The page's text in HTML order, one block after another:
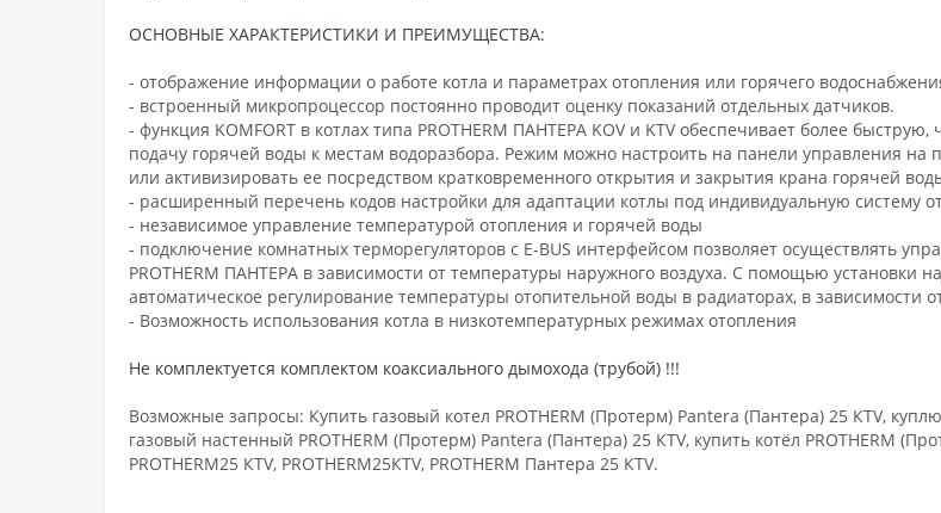
ОСНОВНЫЕ ХАРАКТЕРИСТИКИ И ПРЕИМУЩЕСТВА:
- отображение информации о работе котла и параметрах отопления или горячего
- встроенный микропроцессор постоянно проводит оценку показаний отдельных датчиков.
- функция KOMFORT в котлах типа PROTHERM ПАНТЕРА KOV и KTV обеспечивает более
подачу горячей воды к местам водоразбора. Режим можно настроить на панели управления на
или активизировать ее посредством кратковременного открытия и закрытия крана горячей
- расширенный перечень кодов настройки для адаптации котлы под индивидуальную систему
- независимое управление температурой отопления и горячей воды
- подключение комнатных терморегуляторов с E-BUS интерфейсом позволяет осуществлять
PROTHERM ПАНТЕРА в зависимости от температуры наружного воздуха. С помощью установки
автоматическое регулирование температуры отопительной воды в радиаторах, в зависимости
- Возможность использования котла в низкотемпературных режимах отопления
Не комплектуется комплектом коаксиального дымохода (трубой) !!!
Возможные запросы: Купить газовый котел PROTHERM (Протерм) Pantera (Пантера) 25 КTV,
газовый настенный PROTHERM (Протерм) Pantera (Пантера) 25 КTV, купить котёл PROTHERM
PROTHERM25 КTV, PROTHERM25КTV, PROTHERM Пантера 25 КTV.